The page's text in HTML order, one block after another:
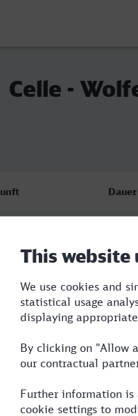
Celle -
Dauer
2:45
2:20